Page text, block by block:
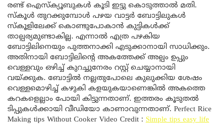
രണ്ട് ഐസ്ക്യൂബുകൾ കൂടി ഇട്ടു കൊടുത്താൽ മതി.
സ്കൂൾ തുറക്കുമ്പോൾ പഴയ വാട്ടർ ബോട്ടിലുകൾ
സ്കൂളിലേക്ക് കൊണ്ടുപോകാൻ കുട്ടികൾക്ക്
താല്പര്യമുണ്ടാകില്ല. എന്നാൽ എത്ര പഴകിയ
ബോട്ടിലിനെയും പുത്തനാക്കി എടുക്കാനായി സാധിക്കും.
അതിനായി ബോട്ടിലിന്റെ അകത്തേക്ക് അല്പം ഉപ്പും
വെള്ളവും ഒഴിച്ച് കുറച്ചുനേരം റസ്റ്റ് ചെയ്യാനായി
വയ്ക്കുക. ബോട്ടിൽ നല്ലതുപോലെ കുലുക്കിയ ശേഷം
വെള്ളമൊഴിച്ച് കഴുകി കളയുകയാണെങ്കിൽ അകത്തെ
കറകളെല്ലാം പോയി കിട്ടുന്നതാണ്. ഇത്തരം കൂടുതൽ
ടിപ്പുകൾക്കായി വീഡിയോ കാണാവുന്നതാണ്. Perfect Rice
Making tips Without Cooker Video Credit : Simple tips easy life